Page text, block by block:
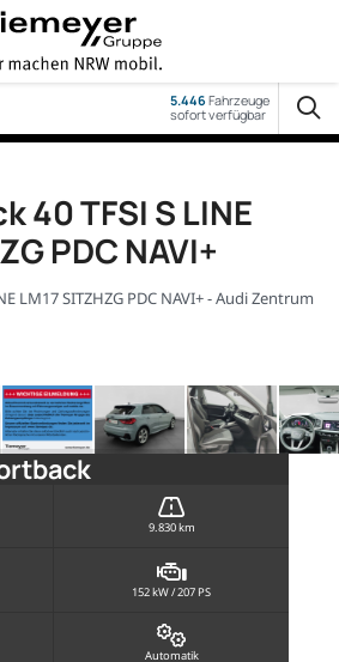
5.446Fahrzeuge
sofort verfügbar
40 TFSI S LINE
PDC NAVI+
LM17 SITZHZG PDC NAVI+ - Audi Zentrum
9.830 km
152 kW / 207 PS
Automatik